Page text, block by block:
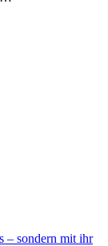
– sondern mit ihr